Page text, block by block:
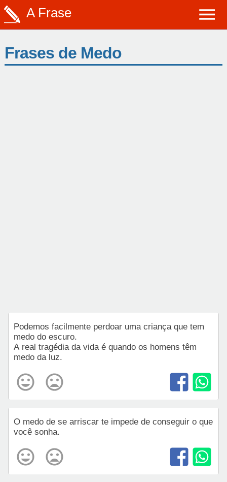
A Frase
Frases de Medo
Podemos facilmente perdoar uma criança que tem
medo do escuro.
A real tragédia da vida é quando os homens têm
medo da luz.
O medo de se arriscar te impede de conseguir o que
você sonha.